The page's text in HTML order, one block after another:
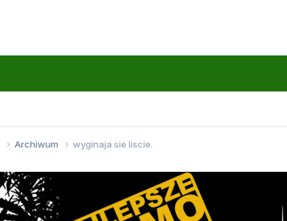
Archiwum wyginaja sie liscie.